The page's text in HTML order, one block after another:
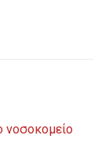
νοσοκομείο